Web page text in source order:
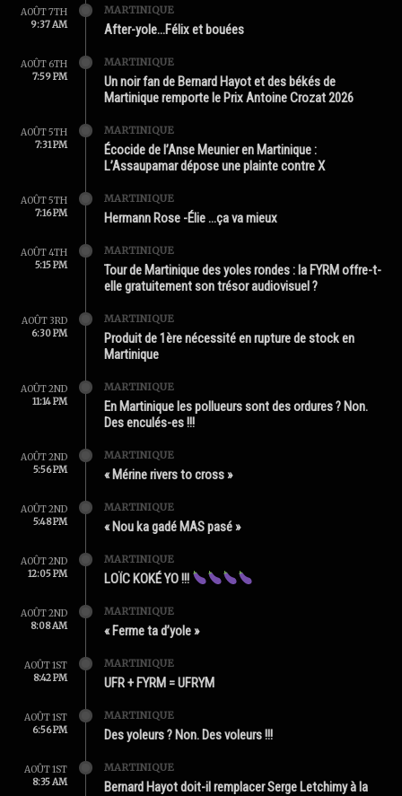
AOÛT 7TH
9:37 AM
MARTINIQUE
After-yole…Félix et bouées
AOÛT 6TH
7:59 PM
MARTINIQUE
Un noir fan de Bernard Hayot et des békés de
Martinique remporte le Prix Antoine Crozat 2026
AOÛT 5TH
7:31 PM
MARTINIQUE
Écocide de l’Anse Meunier en Martinique :
L’Assaupamar dépose une plainte contre X
AOÛT 5TH
7:16 PM
MARTINIQUE
Hermann Rose -Élie …ça va mieux
AOÛT 4TH
5:15 PM
MARTINIQUE
Tour de Martinique des yoles rondes : la FYRM offre-t-
elle gratuitement son trésor audiovisuel ?
AOÛT 3RD
6:30 PM
MARTINIQUE
Produit de 1ère nécessité en rupture de stock en
Martinique
AOÛT 2ND
11:14 PM
MARTINIQUE
En Martinique les pollueurs sont des ordures ? Non.
Des enculés-es !!!
AOÛT 2ND
5:56 PM
MARTINIQUE
« Mérine rivers to cross »
AOÛT 2ND
5:48 PM
MARTINIQUE
« Nou ka gadé MAS pasé »
AOÛT 2ND
12:05 PM
MARTINIQUE
LOÏC KOKÉ YO !!!
AOÛT 2ND
8:08 AM
MARTINIQUE
« Ferme ta d’yole »
AOÛT 1ST
8:42 PM
MARTINIQUE
UFR + FYRM = UFRYM
AOÛT 1ST
6:56 PM
MARTINIQUE
Des yoleurs ? Non. Des voleurs !!!
AOÛT 1ST
8:35 AM
MARTINIQUE
Bernard Hayot doit-il remplacer Serge Letchimy à la